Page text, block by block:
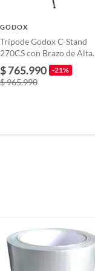
garantizando
aplicaciones en
como
encontrar
de devolución
legal-retail
GODOX
Trípode Godox C-Stand
270CS con Brazo de Alta
Resistencia - Plateado
$ 765.990 -21%
$ 965.990